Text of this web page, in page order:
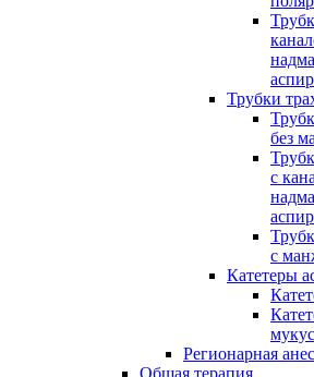
Трубки
без
с
с
Катетеры
Регионарная
Общая терапия